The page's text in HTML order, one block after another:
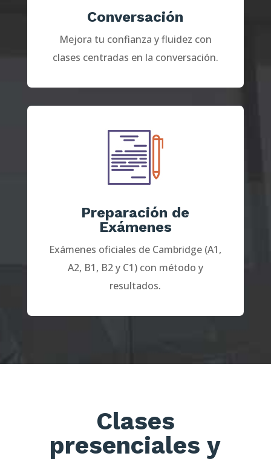
Conversación
Mejora tu confianza y fluidez con
clases centradas en la conversación.
Preparación de
Exámenes
Exámenes oficiales de Cambridge (A1,
A2, B1, B2 y C1) con método y
resultados.
Clases
presenciales y